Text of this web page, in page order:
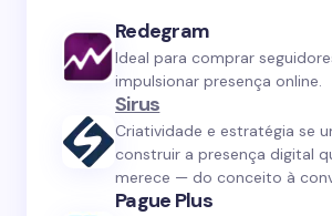
Redegram
Ideal para comprar
impulsionar presença online.
Sirus
Criatividade e estratégia se
construir a presença digital
merece — do conceito à
Pague Plus